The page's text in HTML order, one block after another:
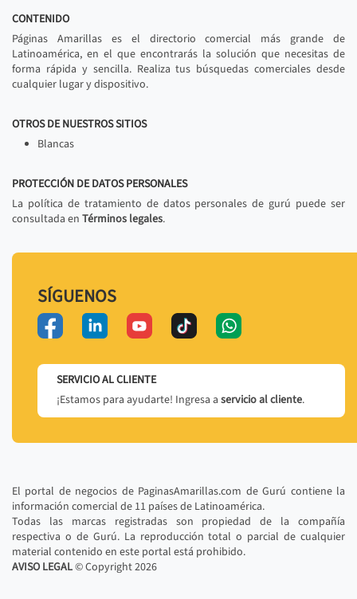
CONTENIDO
Páginas Amarillas es el directorio comercial más grande de
Latinoamérica, en el que encontrarás la solución que necesitas de
forma rápida y sencilla. Realiza tus búsquedas comerciales desde
cualquier lugar y dispositivo.
OTROS DE NUESTROS SITIOS
Blancas
PROTECCIÓN DE DATOS PERSONALES
La política de tratamiento de datos personales de gurú puede ser
consultada en Términos legales.
SÍGUENOS
SERVICIO AL CLIENTE
¡Estamos para ayudarte! Ingresa a servicio al cliente.
El portal de negocios de PaginasAmarillas.com de Gurú contiene la
información comercial de 11 países de Latinoamérica.
Todas las marcas registradas son propiedad de la compañía
respectiva o de Gurú. La reproducción total o parcial de cualquier
material contenido en este portal está prohibido.
AVISO LEGAL© Copyright2026